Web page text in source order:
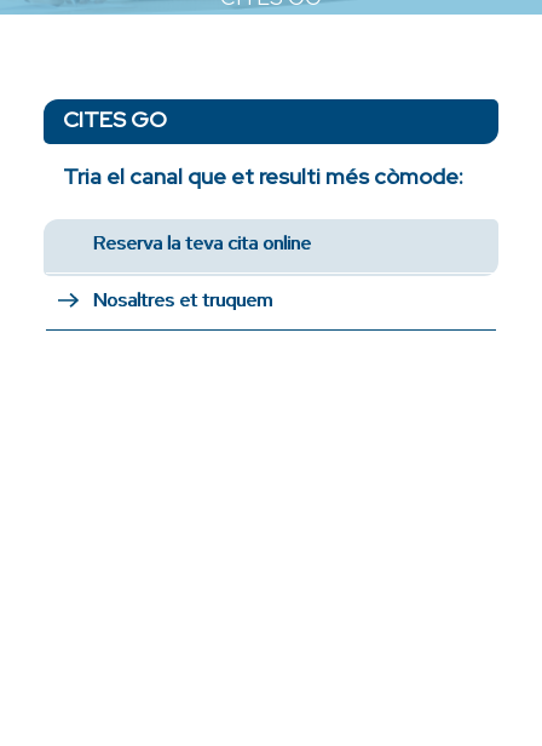
CITES GO
Tria el canal que et resulti més còmode:
Reserva la teva cita online
Nosaltres et truquem